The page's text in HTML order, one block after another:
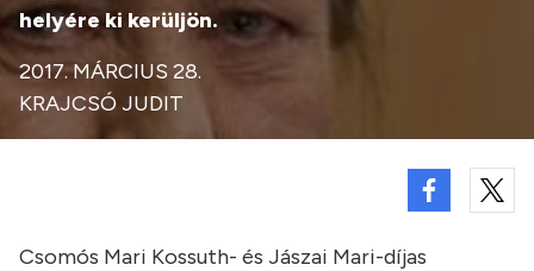
helyére ki kerüljön.
2017. MÁRCIUS 28.
KRAJCSÓ JUDIT
Csomós Mari Kossuth- és Jászai Mari-díjas